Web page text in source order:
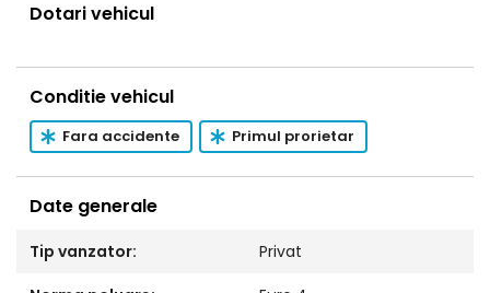
Dotari vehicul
Conditie vehicul
Fara accidente Primul prorietar
Date generale
Tip vanzator:
Privat